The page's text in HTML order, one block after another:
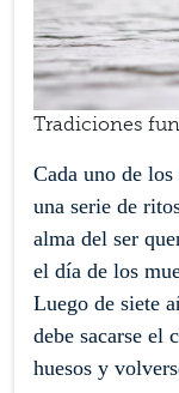
Tradiciones
Cada uno de
una serie de
alma del ser
el día de los
Luego de siete
debe sacarse
huesos y